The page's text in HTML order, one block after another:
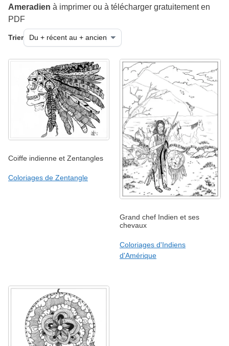
Ameradien à imprimer ou à télécharger gratuitement en
PDF
Trier
Coiffe indienne et Zentangles
Coloriages de Zentangle
Grand chef Indien et ses
chevaux
Coloriages d'Indiens
d'Amérique